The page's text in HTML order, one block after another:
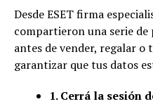
Desde ESET firma
compartieron una serie de
antes de vender, regalar
garantizar que tus datos
1. Cerrá la sesión